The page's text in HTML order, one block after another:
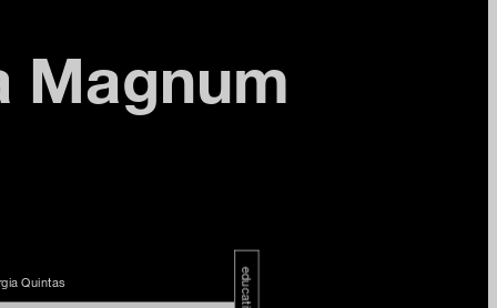
Magnum
Quintas educativo